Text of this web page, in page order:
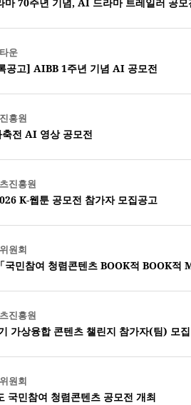
운
공고] AIBB 1주년 기념 AI 공모전
흥원
축전 AI 영상 공모전
진흥원
K-웹툰 공모전 참가자 모집공고
원회
국민참여 청렴콘텐츠 BOOK적 BOOK적
진흥원
가상융합 콘텐츠 챌린지 참가자(팀) 모
원회
국민참여 청렴콘텐츠 공모전 개최